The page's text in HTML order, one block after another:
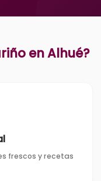
enAlhué?
frescos y recetas